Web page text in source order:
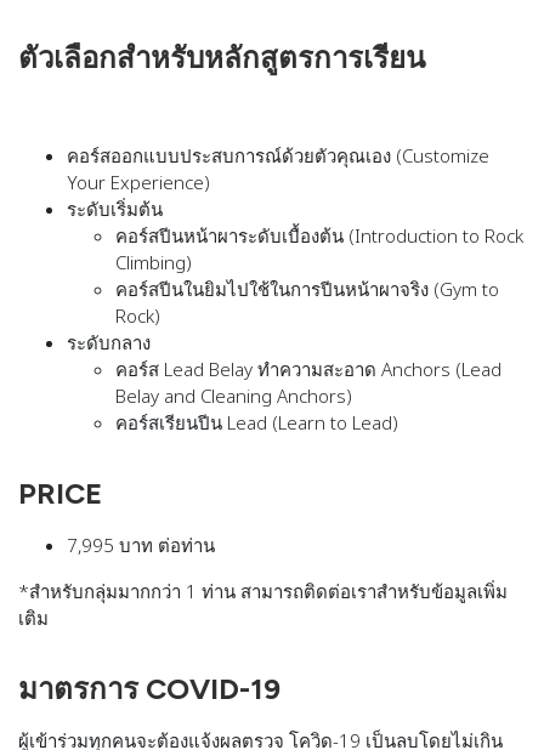
ตัวเลือกสำหรับหลักสูตรการเรียน
คอร์สออกแบบประสบการณ์ด้วยตัวคุณเอง (Customize
Your Experience)
ระดับเริ่มต้น
คอร์สปีนหน้าผาระดับเบื้องต้น (Introduction to Rock
Climbing)
คอร์สปีนในยิมไปใช้ในการปีนหน้าผาจริง (Gym to
Rock)
ระดับกลาง
คอร์ส Lead Belay ทำความสะอาด Anchors (Lead
Belay and Cleaning Anchors)
คอร์สเรียนปีน Lead (Learn to Lead)
PRICE
7,995 บาท ต่อท่าน
*สำหรับกลุ่มมากกว่า 1 ท่าน สามารถติดต่อเราสำหรับข้อมูลเพิ่ม
เติม
มาตรการ COVID-19
ผู้เข้าร่วมทุกคนจะต้องแจ้งผลตรวจ โควิด-19 เป็นลบโดยไม่เกิน